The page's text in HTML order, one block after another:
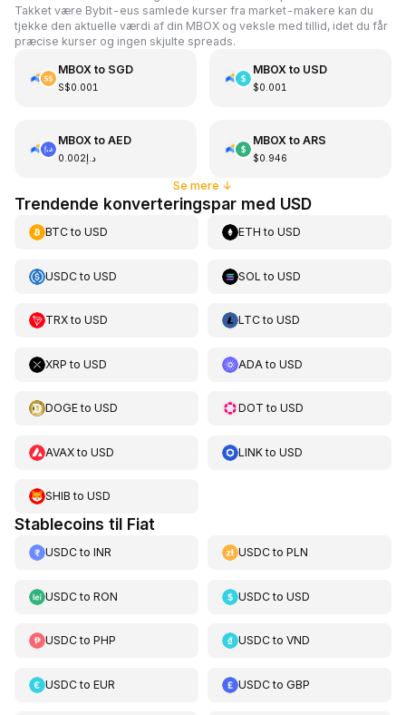
Takket være Bybit-eus samlede kurser fra market-makere kan du
tjekke den aktuelle værdi af din MBOX og veksle med tillid, idet du får
præcise kurser og ingen skjulte spreads.
MBOXto SGD
S$0.001
MBOXto USD
$0.001
MBOXto AED
د.إ0.002
MBOXto ARS
$0.946
Se mere ↓
Trendende konverteringspar med USD
BTCto USD ETH toUSD
USDCto USD SOL toUSD
TRXto USD LTCtoUSD
XRP to USD ADA toUSD
DOGEto USD DOT toUSD
AVAXto USD LINKtoUSD
SHIB to USD
Stablecoins til Fiat
USDCto INR USDCtoPLN
USDCto RON USDCtoUSD
USDCto PHP USDCtoVND
USDCto EUR USDCtoGBP